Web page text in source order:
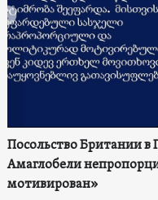
Посольство Британии в
Амаглобели
мотивирован»